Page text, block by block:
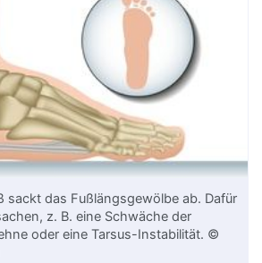
sackt das Fußlängsgewölbe ab. Dafür
z. B. eine Schwäche der
oder eine Tarsus-Instabilität. ©